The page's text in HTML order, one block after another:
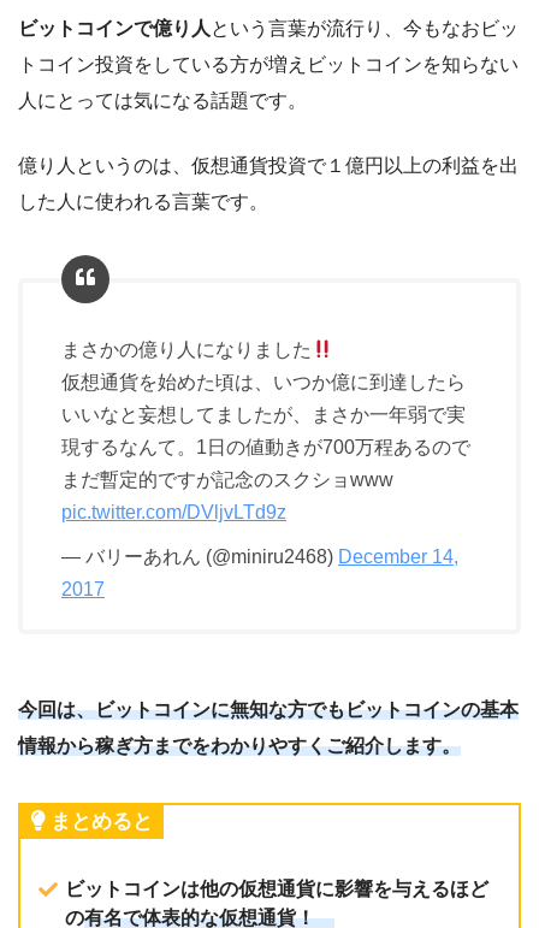
ビットコインで億り人 という言葉が流行り、今もなおビッ
トコイン投資をしている方が増えビットコインを知らない
人にとっては気になる話題です。
億り人というのは、仮想通貨投資で１億円以上の利益を出
した人に使われる言葉です。
まさかの億り人になりました
仮想通貨を始めた頃は、いつか億に到達したら
いいなと妄想してましたが、まさか一年弱で実
現するなんて。1日の値動きが700万程あるので
まだ暫定的ですが記念のスクショwww
pic.twitter.com/DVljvLTd9z
— バリーあれん (@miniru2468) December 14,
2017
今回は、ビットコインに無知な方でもビットコインの基本
情報から稼ぎ方までをわかりやすくご紹介します。
まとめると
ビットコインは他の仮想通貨に影響を与えるほど
の有名で体表的な仮想通貨！